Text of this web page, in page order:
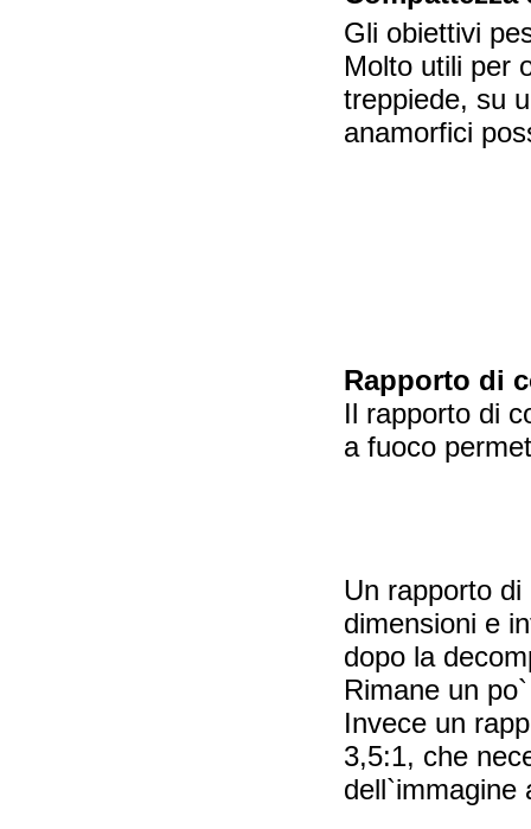
Gli obiettivi
Molto utili per
treppiede, su
anamorfici
Rapporto di
Il rapporto di
a fuoco
Un rapporto
dimensioni e
dopo la
Rimane un
Invece un
3,5:1, che
dell`immagine